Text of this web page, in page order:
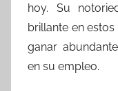
hoy. Su
brillante en
ganar
en su empleo.